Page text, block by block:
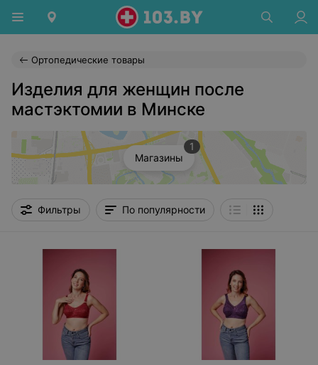
Ортопедические товары
Изделия для женщин после
мастэктомии в Минске
Магазины
1
Фильтры По популярности